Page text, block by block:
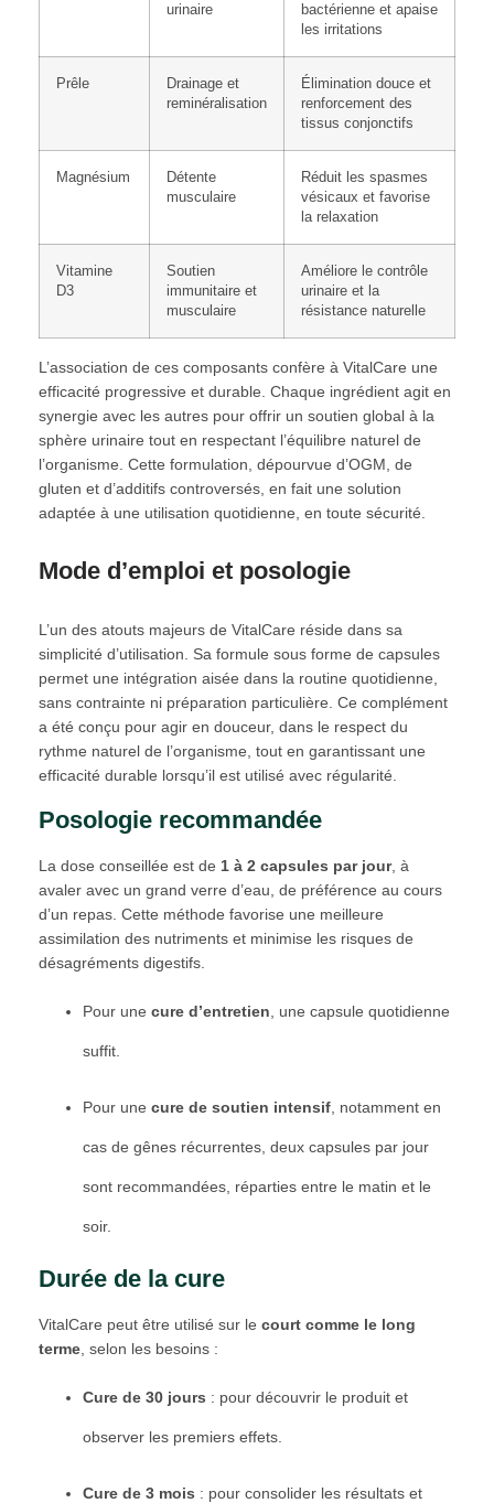
urinaire
bactérienne et apaise
les irritations
Prêle
Drainage et
reminéralisation
Élimination douce et
renforcement des
tissus conjonctifs
Magnésium
Détente
musculaire
Réduit les spasmes
vésicaux et favorise
la relaxation
Vitamine
D3
Soutien
immunitaire et
musculaire
Améliore le contrôle
urinaire et la
résistance naturelle
L’association de ces composants confère à VitalCare une
efficacité progressive et durable. Chaque ingrédient agit en
synergie avec les autres pour offrir un soutien global à la
sphère urinaire tout en respectant l’équilibre naturel de
l’organisme. Cette formulation, dépourvue d’OGM, de
gluten et d’additifs controversés, en fait une solution
adaptée à une utilisation quotidienne, en toute sécurité.
Mode d’emploi et posologie
L’un des atouts majeurs de VitalCare réside dans sa
simplicité d’utilisation. Sa formule sous forme de capsules
permet une intégration aisée dans la routine quotidienne,
sans contrainte ni préparation particulière. Ce complément
a été conçu pour agir en douceur, dans le respect du
rythme naturel de l’organisme, tout en garantissant une
efficacité durable lorsqu’il est utilisé avec régularité.
Posologie recommandée
La dose conseillée est de 1 à 2 capsules par jour, à
avaler avec un grand verre d’eau, de préférence au cours
d’un repas. Cette méthode favorise une meilleure
assimilation des nutriments et minimise les risques de
désagréments digestifs.
Pour une cure d’entretien , une capsule quotidienne
suffit.
Pour une cure de soutien intensif , notamment en
cas de gênes récurrentes, deux capsules par jour
sont recommandées, réparties entre le matin et le
soir.
Durée de la cure
VitalCare peut être utilisé sur le court comme le long
terme , selon les besoins :
Cure de 30 jours : pour découvrir le produit et
observer les premiers effets.
Cure de 3 mois : pour consolider les résultats et